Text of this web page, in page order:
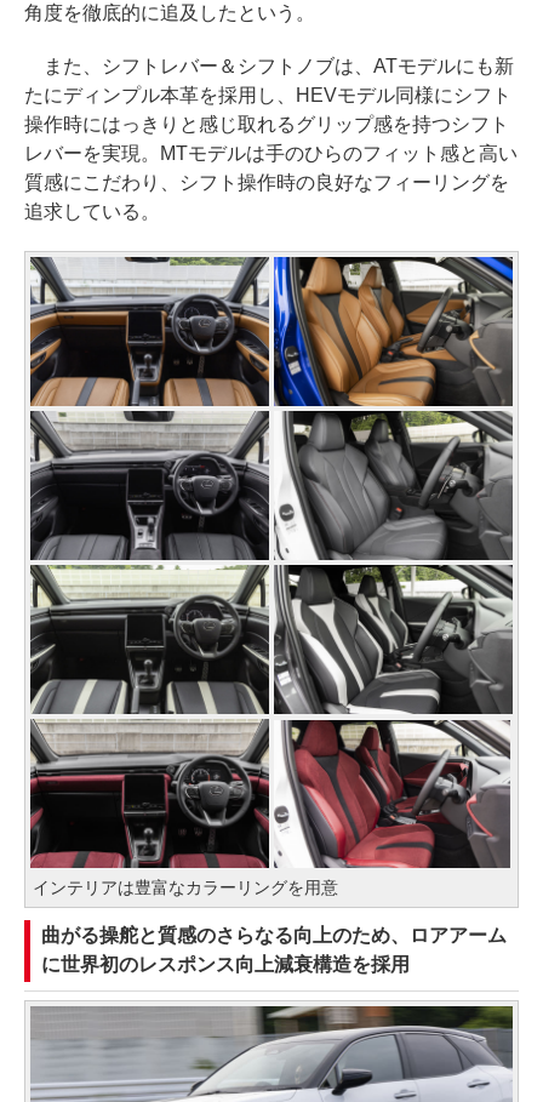
角度を徹底的に追及したという。
また、シフトレバー＆シフトノブは、ATモデルにも新
たにディンプル本革を採用し、HEVモデル同様にシフト
操作時にはっきりと感じ取れるグリップ感を持つシフト
レバーを実現。MTモデルは手のひらのフィット感と高い
質感にこだわり、シフト操作時の良好なフィーリングを
追求している。
インテリアは豊富なカラーリングを用意
曲がる操舵と質感のさらなる向上のため、ロアアーム
に世界初のレスポンス向上減衰構造を採用